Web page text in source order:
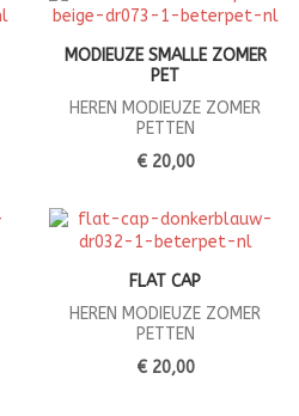
MODIEUZE SMALLE ZOMER
PET
HEREN MODIEUZE ZOMER
PETTEN
€ 20,00
FLAT CAP
HEREN MODIEUZE ZOMER
PETTEN
€ 20,00